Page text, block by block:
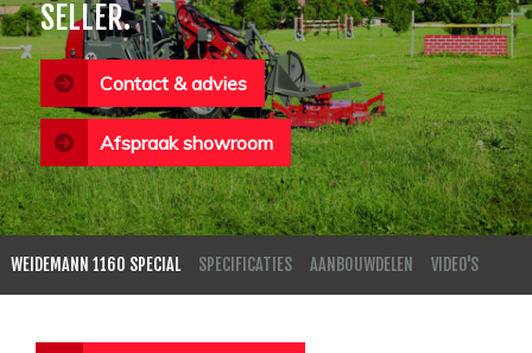
SELLER.
Contact & advies
Afspraak showroom
WEIDEMANN 1160 SPECIAL SPECIFICATIES AANBOUWDELEN VIDEO'S